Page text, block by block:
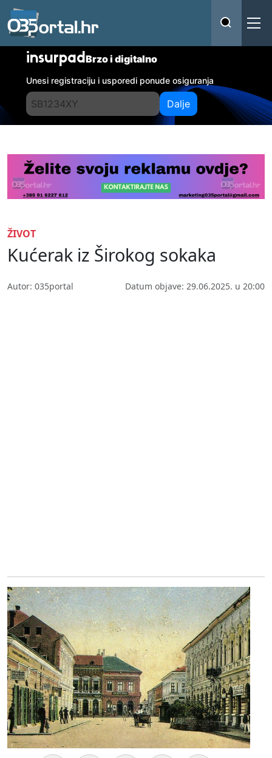
insurpadBrzo i digitalno
Unesi registraciju i usporedi ponude osiguranja
Dalje
ŽIVOT
Kućerak iz Širokog sokaka
Autor: 035portal Datum objave: 29.06.2025. u 20:00